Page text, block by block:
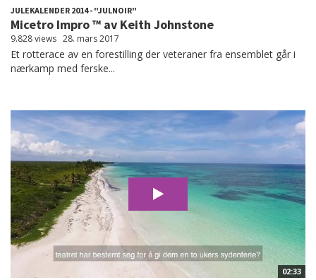
JULEKALENDER 2014 - "JULNOIR"
Micetro Impro ™ av Keith Johnstone
9.828 views 28. mars 2017
Et rotterace av en forestilling der veteraner fra ensemblet går i
nærkamp med ferske...
02:33